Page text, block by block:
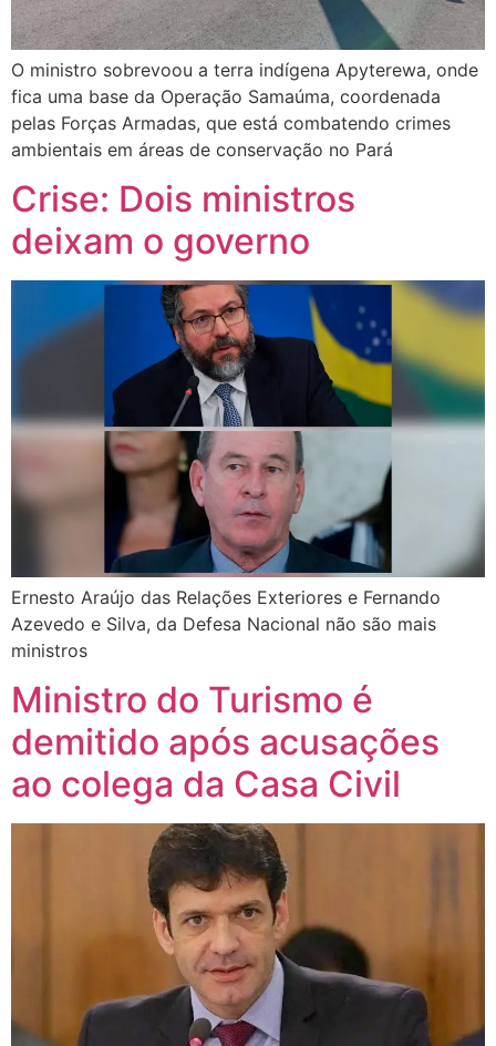
O ministro sobrevoou a terra indígena Apyterewa, onde
fica uma base da Operação Samaúma, coordenada
pelas Forças Armadas, que está combatendo crimes
ambientais em áreas de conservação no Pará
Crise: Dois ministros
deixam o governo
Ernesto Araújo das Relações Exteriores e Fernando
Azevedo e Silva, da Defesa Nacional não são mais
ministros
Ministro do Turismo é
demitido após acusações
ao colega da Casa Civil